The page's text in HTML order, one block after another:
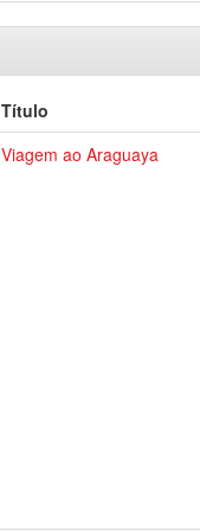
Título
Viagem ao Araguaya